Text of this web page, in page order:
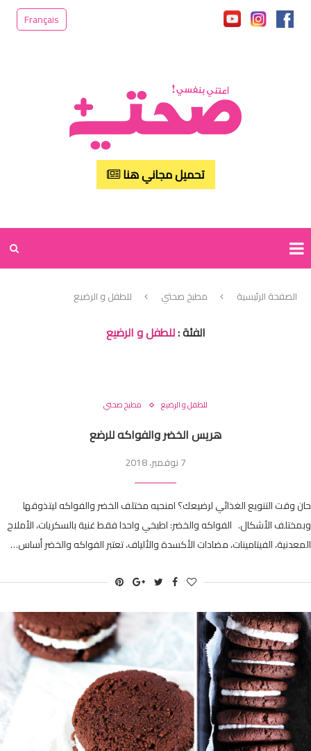
Français
تحميل مجاني هنا
الصفحة الرئيسية مطبخ صحتي للطفل و الرضيع
الفئة :للطفل و الرضيع
للطفل و الرضيع مطبخ صحتي
هريس الخضر والفواكه للرضع
7 نوفمبر، 2018
حان وقت التنويع الغذائي لرضيعك؟ امنحيه مختلف الخضر والفواكه ليتذوقها
وبمختلف الأشكال. الفواكه والخضر: اطبخي واحدا فقط غنية بالسكريات، الأملاح
المعدنية، الفيتامينات، مضادات الأكسدة والألياف، تعتبر الفواكه والخضر أساس…